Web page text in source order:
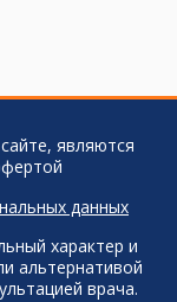
являются
данных
характер и
альтернативой
врача.